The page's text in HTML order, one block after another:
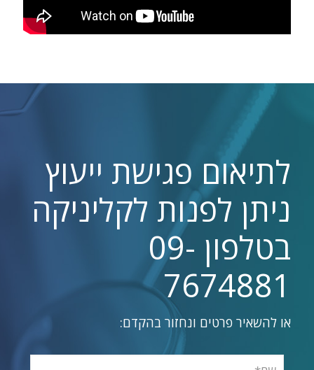
לתיאום פגישת ייעוץ
ניתן לפנות לקליניקה
בטלפון 09-
7674881
או להשאיר פרטים ונחזור בהקדם: